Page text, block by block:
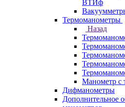
ВТИф
Термоманометры
Назад
Манометр с
Дифманометры
Дополнительное